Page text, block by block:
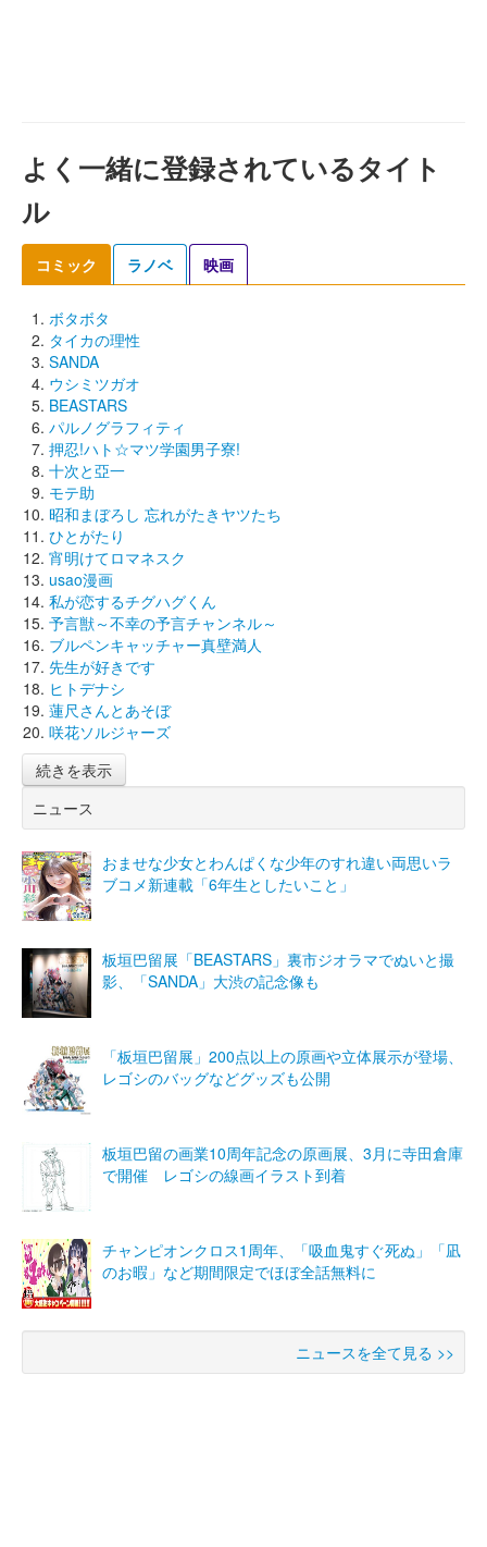
よく一緒に登録されているタイト
ル
コミック ラノベ 映画
ボタボタ
タイカの理性
SANDA
ウシミツガオ
BEASTARS
パルノグラフィティ
押忍!ハト☆マツ学園男子寮!
十次と亞一
モテ助
昭和まぼろし 忘れがたきヤツたち
ひとがたり
宵明けてロマネスク
usao漫画
私が恋するチグハグくん
予言獣～不幸の予言チャンネル～
ブルペンキャッチャー真壁満人
先生が好きです
ヒトデナシ
蓮尺さんとあそぼ
咲花ソルジャーズ
続きを表示
ニュース
おませな少女とわんぱくな少年のすれ違い両思いラ
ブコメ新連載「6年生としたいこと」
板垣巴留展「BEASTARS」裏市ジオラマでぬいと撮
影、「SANDA」大渋の記念像も
「板垣巴留展」200点以上の原画や立体展示が登場、
レゴシのバッグなどグッズも公開
板垣巴留の画業10周年記念の原画展、3月に寺田倉庫
で開催 レゴシの線画イラスト到着
チャンピオンクロス1周年、「吸血鬼すぐ死ぬ」「凪
のお暇」など期間限定でほぼ全話無料に
ニュースを全て見る >>